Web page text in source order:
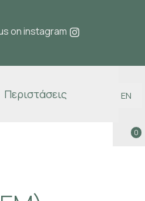
on instagram
EN
0
Περιστάσεις